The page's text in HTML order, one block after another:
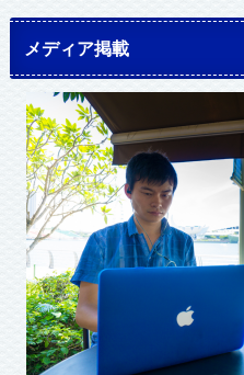
メディア掲載